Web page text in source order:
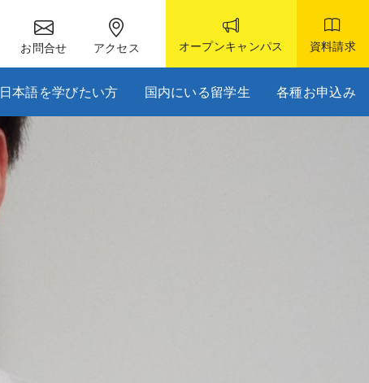
お問合せ アクセス オープンキャンパス 資料請求
日本語を学びたい方 国内にいる留学生 各種お申込み